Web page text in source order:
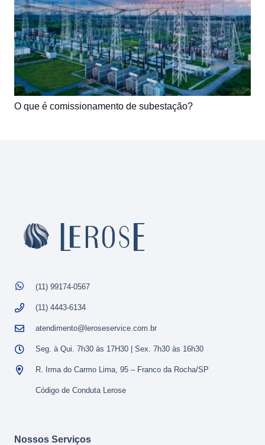
O que é comissionamento de subestação?
(11) 99174-0567
(11) 4443-6134
atendimento@leroseservice.com.br
Seg. à Qui. 7h30 às 17H30 | Sex. 7h30 às 16h30
R. Irma do Carmo Lima, 95 – Franco da Rocha/SP
Código de Conduta Lerose
Nossos Serviços